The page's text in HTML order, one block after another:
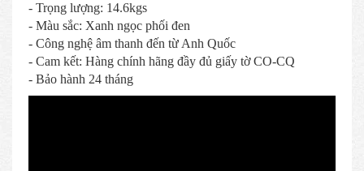
- Trọng lượng: 14.6kgs
- Màu sắc: Xanh ngọc phối đen
- Công nghệ âm thanh đến từ Anh Quốc
- Cam kết: Hàng chính hãng đầy đủ giấy tờ CO-CQ
- Bảo hành 24 tháng